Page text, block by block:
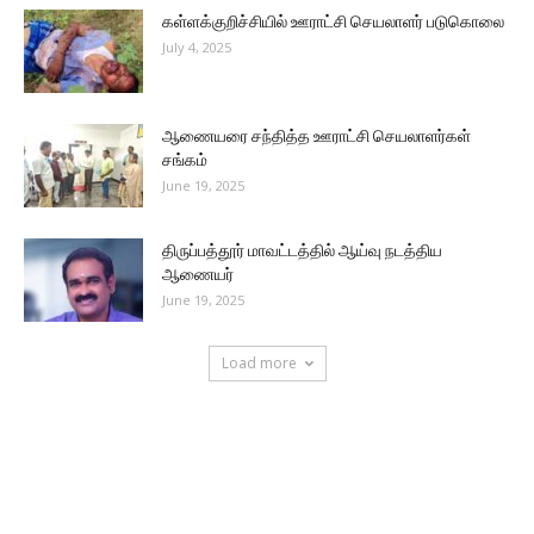
கள்ளக்குறிச்சியில் ஊராட்சி செயலாளர் படுகொலை
July 4, 2025
ஆணையரை சந்தித்த ஊராட்சி செயலாளர்கள்
சங்கம்
June 19, 2025
திருப்பத்தூர் மாவட்டத்தில் ஆய்வு நடத்திய
ஆணையர்
June 19, 2025
Load more